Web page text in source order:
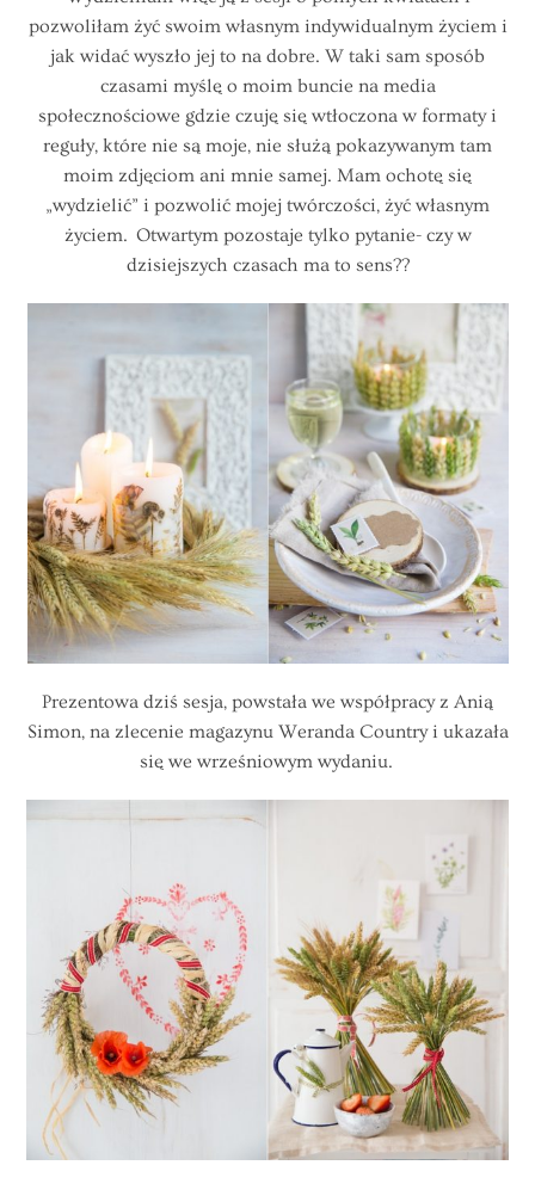
pozwoliłam żyć swoim własnym indywidualnym życiem i
jak widać wyszło jej to na dobre. W taki sam sposób
czasami myślę o moim buncie na media
społecznościowe gdzie czuję się wtłoczona w formaty i
reguły, które nie są moje, nie służą pokazywanym tam
moim zdjęciom ani mnie samej. Mam ochotę się
„wydzielić” i pozwolić mojej twórczości, żyć własnym
życiem. Otwartym pozostaje tylko pytanie- czy w
dzisiejszych czasach ma to sens??
Prezentowa dziś sesja, powstała we współpracy z Anią
Simon, na zlecenie magazynu Weranda Country i ukazała
się we wrześniowym wydaniu.